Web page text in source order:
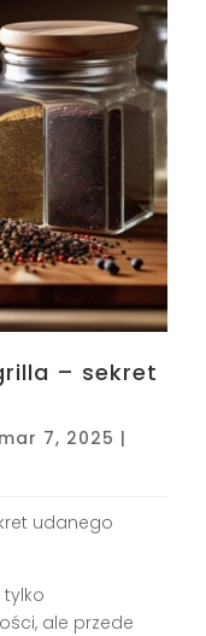
– sekret
mar 7, 2025 |
udanego
ale przede